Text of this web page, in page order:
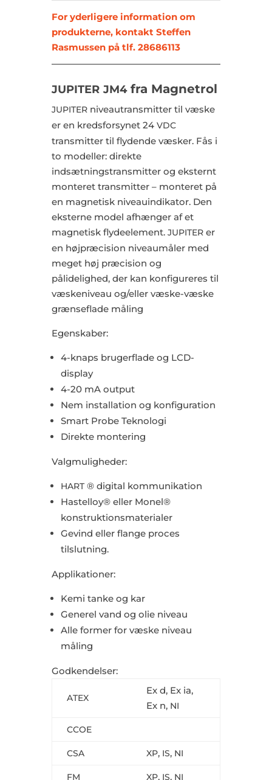
For yderligere information om
produkterne, kontakt Steffen
Rasmussen på tlf. 28686113
JUPITER JM4fra Magnetrol
JUPITERniveautransmitter til væske
er en kredsforsynet 24 VDC
transmitter til flydende væsker. Fås i
to modeller: direkte
indsætningstransmitter og eksternt
monteret transmitter – monteret på
en magnetisk niveauindikator. Den
eksterne model afhænger af et
magnetisk flydeelement. JUPITERer
en højpræcision niveaumåler med
meget høj præcision og
pålidelighed, der kan konfigureres til
væskeniveau og/eller væske-væske
grænseflade måling
Egenskaber:
4-knaps brugerflade og LCD-
display
4-20 mA output
Nem installation og konfiguration
Smart Probe Teknologi
Direkte montering
Valgmuligheder:
HART® digital kommunikation
Hastelloy® eller Monel®
konstruktionsmaterialer
Gevind eller flange proces
tilslutning.
Applikationer:
Kemi tanke og kar
Generel vand og olie niveau
Alle former for væske niveau
måling
Godkendelser:
ATEX
Ex d, Ex ia,
Ex n, NI
CCOE
CSA XP, IS, NI
FM XP, IS, NI